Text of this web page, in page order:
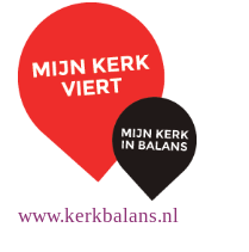
www.kerkbalans.nl